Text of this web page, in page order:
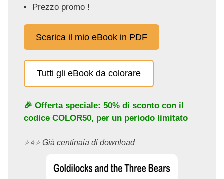
Prezzo promo !
Scarica il mio eBook in PDF
Tutti gli eBook da colorare
🎉 Offerta speciale: 50% di sconto con il
codice COLOR50, per un periodo limitato
⭐️⭐️⭐️ Già centinaia di download